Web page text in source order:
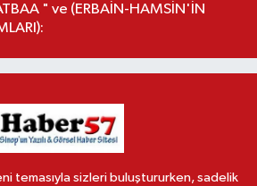
" ve (ERBAİN-HAMSİN'İN
temasıyla sizleri buluştururken, sadelik